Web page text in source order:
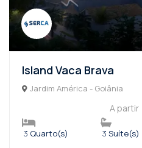
Island Vaca Brava
Jardim América - Goiânia
A partir
3 Quarto(s) 3 Suíte(s)